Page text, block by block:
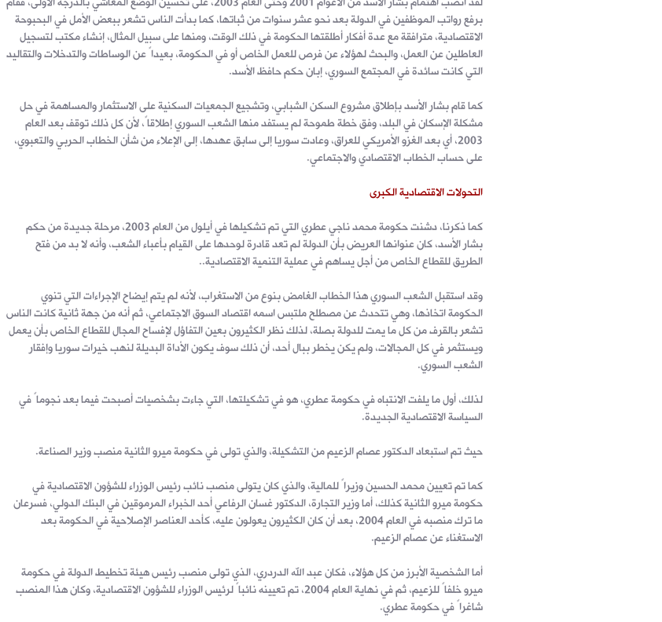
برفع رواتب الموظفين في الدولة بعد نحو عشر سنوات من ثباتها، كما بدأت الناس تشعر ببعض الأمل في البحبوحة
الاقتصادية، مترافقة مع عدة أفكار أطلقتها الحكومة في ذلك الوقت، ومنها على سبيل المثال، إنشاء مكتب لتسجيل
العاطلين عن العمل، والبحث لهؤلاء عن فرص للعمل الخاص أو في الحكومة، بعيداً عن الوساطات والتدخلات والتقاليد
التي كانت سائدة في المجتمع السوري، إبان حكم حافظ الأسد.
كما قام بشار الأسد بإطلاق مشروع السكن الشبابي، وتشجيع الجمعيات السكنية على الاستثمار والمساهمة في حل
مشكلة الإسكان في البلد، وفق خطة طموحة لم يستفد منها الشعب السوري إطلاقاً، لأن كل ذلك توقف بعد العام
2003، أي بعد الغزو الأمريكي للعراق، وعادت سوريا إلى سابق عهدها، إلى الإعلاء من شأن الخطاب الحربي والتعبوي،
على حساب الخطاب الاقتصادي والاجتماعي.
التحولات الاقتصادية الكبرى
كما ذكرنا، دشنت حكومة محمد ناجي عطري التي تم تشكيلها في أيلول من العام 2003، مرحلة جديدة من حكم
بشار الأسد، كان عنوانها العريض بأن الدولة لم تعد قادرة لوحدها على القيام بأعباء الشعب، وأنه لا بد من فتح
الطريق للقطاع الخاص من أجل يساهم في عملية التنمية الاقتصادية..
وقد استقبل الشعب السوري هذا الخطاب الغامض بنوع من الاستغراب، لأنه لم يتم إيضاح الإجراءات التي تنوي
الحكومة اتخاذها، وهي تتحدث عن مصطلح ملتبس اسمه اقتصاد السوق الاجتماعي، ثم أنه من جهة ثانية كانت الناس
تشعر بالقرف من كل ما يمت للدولة بصلة، لذلك نظر الكثيرون بعين التفاؤل لإفساح المجال للقطاع الخاص بأن يعمل
ويستثمر في كل المجالات، ولم يكن يخطر ببال أحد، أن ذلك سوف يكون الأداة البديلة لنهب خيرات سوريا وإفقار
الشعب السوري.
لذلك، أول ما يلفت الانتباه في حكومة عطري، هو في تشكيلتها، التي جاءت بشخصيات أصبحت فيما بعد نجوماً في
السياسة الاقتصادية الجديدة.
حيث تم استبعاد الدكتور عصام الزعيم من التشكيلة، والذي تولى في حكومة ميرو الثانية منصب وزير الصناعة.
كما تم تعيين محمد الحسين وزيراً للمالية، والذي كان يتولى منصب نائب رئيس الوزراء للشؤون الاقتصادية في
حكومة ميرو الثانية كذلك، أما وزير التجارة، الدكتور غسان الرفاعي أحد الخبراء المرموقين في البنك الدولي، فسرعان
ما ترك منصبه في العام 2004، بعد أن كان الكثيرون يعولون عليه، كأحد العناصر الإصلاحية في الحكومة بعد
الاستغناء عن عصام الزعيم.
أما الشخصية الأبرز من كل هؤلاء، فكان عبد الله الدردري، الذي تولى منصب رئيس هيئة تخطيط الدولة في حكومة
ميرو خلفاً للزعيم، ثم في نهاية العام 2004، تم تعيينه نائباً لرئيس الوزراء للشؤون الاقتصادية، وكان هذا المنصب
شاغراً في حكومة عطري.